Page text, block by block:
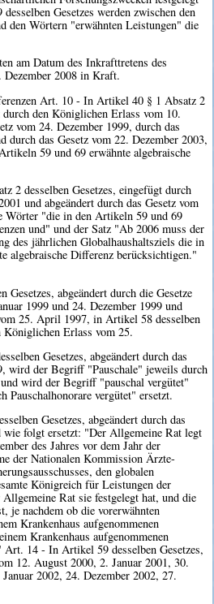
Gesetzes werden zwischen den
Wörtern "erwähnten Leistungen" die
am Datum des Inkrafttretens des
Dezember 2008 in Kraft.
Art. 10 - In Artikel 40 § 1 Absatz 2
durch den Königlichen Erlass vom 10.
vom 24. Dezember 1999, durch das
durch das Gesetz vom 22. Dezember 2003,
59 und 69 erwähnte algebraische
2 desselben Gesetzes, eingefügt durch
und abgeändert durch das Gesetz vom
Wörter "die in den Artikeln 59 und 69
und" und der Satz "Ab 2006 muss der
des jährlichen Globalhaushaltsziels die in
algebraische Differenz berücksichtigen."
abgeändert durch die Gesetze
1999 und 24. Dezember 1999 und
25. April 1997, in Artikel 58 desselben
Königlichen Erlass vom 25.
Gesetzes, abgeändert durch das
wird der Begriff "Pauschale" jeweils durch
wird der Begriff "pauschal vergütet"
vergütet" ersetzt.
Gesetzes, abgeändert durch das
folgt ersetzt: "Der Allgemeine Rat legt
des Jahres vor dem Jahr der
der Nationalen Kommission Ärzte-
den globalen
Königreich für Leistungen der
Rat sie festgelegt hat, und die
je nachdem ob die vorerwähnten
Krankenhaus aufgenommenen
Krankenhaus aufgenommenen
14 - In Artikel 59 desselben Gesetzes,
12. August 2000, 2. Januar 2001, 30.
2002, 24. Dezember 2002, 27.